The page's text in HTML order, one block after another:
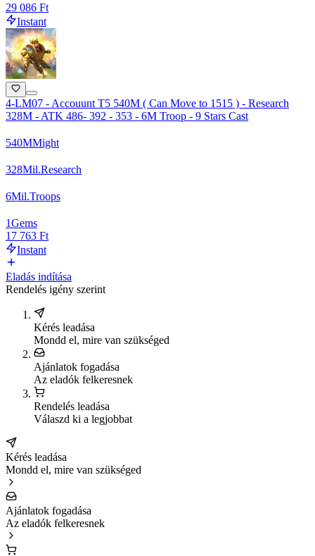
29 086 Ft
Instant
4-LM07 - Accouunt T5 540M ( Can Move to 1515 ) - Research
328M - ATK 486- 392 - 353 - 6M Troop - 9 Stars Cast
540MMight
328Mil.Research
6Mil.Troops
1Gems
17 763 Ft
Instant
Eladás indítása
Rendelés igény szerint
Kérés leadása
Mondd el, mire van szükséged
Ajánlatok fogadása
Az eladók felkeresnek
Rendelés leadása
Válaszd ki a legjobbat
Kérés leadása
Mondd el, mire van szükséged
Ajánlatok fogadása
Az eladók felkeresnek